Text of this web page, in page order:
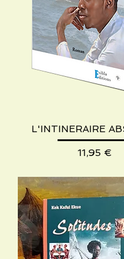
L'INTINERAIRE
Preis
11,95 €